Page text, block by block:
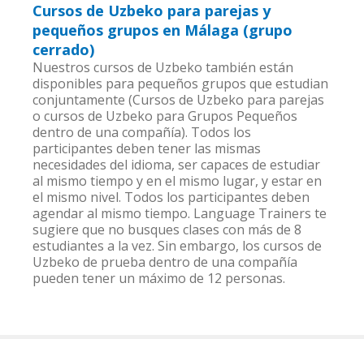
Cursos de Uzbeko para parejas y
pequeños grupos en Málaga (grupo
cerrado)
Nuestros cursos de Uzbeko también están
disponibles para pequeños grupos que estudian
conjuntamente (Cursos de Uzbeko para parejas
o cursos de Uzbeko para Grupos Pequeños
dentro de una compañía). Todos los
participantes deben tener las mismas
necesidades del idioma, ser capaces de estudiar
al mismo tiempo y en el mismo lugar, y estar en
el mismo nivel. Todos los participantes deben
agendar al mismo tiempo. Language Trainers te
sugiere que no busques clases con más de 8
estudiantes a la vez. Sin embargo, los cursos de
Uzbeko de prueba dentro de una compañía
pueden tener un máximo de 12 personas.